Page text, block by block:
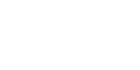
en el choque con el
se ha salido de la
un accidente que